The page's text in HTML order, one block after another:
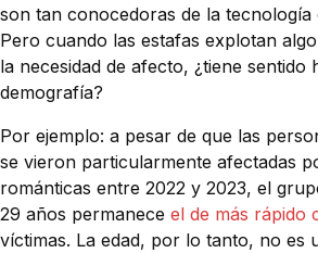
son tan conocedoras de la tecnología
Pero cuando las estafas explotan
la necesidad de afecto, ¿tiene sentido
demografía?
Por ejemplo: a pesar de que las
se vieron particularmente afectadas
románticas entre 2022 y 2023, el
29 años permanece el de más rápido
víctimas. La edad, por lo tanto, no es